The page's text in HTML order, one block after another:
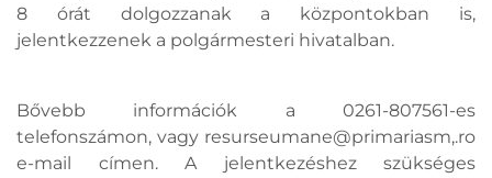
8 órát dolgozzanak a központokban is,
jelentkezzenek a polgármesteri hivatalban.
Bővebb információk a 0261-807561-es
telefonszámon, vagy resurseumane@primariasm,.ro
e-mail címen. A jelentkezéshez szükséges